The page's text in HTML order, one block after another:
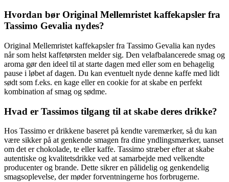
Hvordan bør Original Mellemristet kaffekapsler fra
Tassimo Gevalia nydes?
Original Mellemristet kaffekapsler fra Tassimo Gevalia kan nydes
når som helst kaffetørsten melder sig. Den velafbalancerede smag og
aroma gør den ideel til at starte dagen med eller som en behagelig
pause i løbet af dagen. Du kan eventuelt nyde denne kaffe med lidt
sødt som f.eks. en kage eller en cookie for at skabe en perfekt
kombination af smag og sødme.
Hvad er Tassimos tilgang til at skabe deres drikke?
Hos Tassimo er drikkene baseret på kendte varemærker, så du kan
være sikker på at genkende smagen fra dine yndlingsmærker, uanset
om det er chokolade, te eller kaffe. Tassimo stræber efter at skabe
autentiske og kvalitetsdrikke ved at samarbejde med velkendte
producenter og brande. Dette sikrer en pålidelig og genkendelig
smagsoplevelse, der møder forventningerne hos forbrugerne.